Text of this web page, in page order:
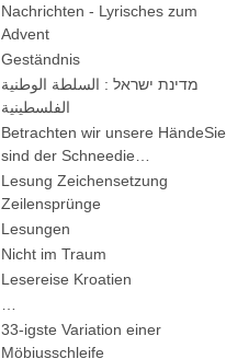
Nachrichten - Lyrisches zum
Advent
Geständnis
מדינת ישראל : السلطة الوطنية
الفلسطينية
Betrachten wir unsere HändeSie
sind der Schneedie…
Lesung Zeichensetzung
Zeilensprünge
Lesungen
Nicht im Traum
Lesereise Kroatien
33-igste Variation einer
Möbiusschleife